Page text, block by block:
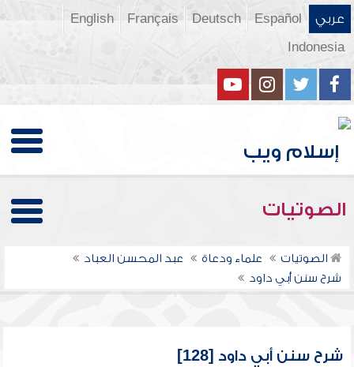
عربي Español
Deutsch
Français
English
Indonesia
الصوتيات
الصوتيات علماء ودعاة
عبد المحسن العباد
شرح سنن أبي داود
شرح سنن أبي داود [128]